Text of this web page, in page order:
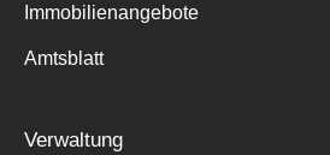
Immobilienangebote
Amtsblatt
Verwaltung